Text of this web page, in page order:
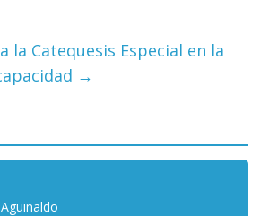
la Catequesis Especial en la
→